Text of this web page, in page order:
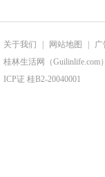
关于我们 网站地图 广
桂林生活网（Guilinlife.com）
ICP证 桂B2-20040001